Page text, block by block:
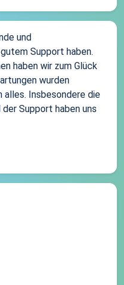
und
Support haben.
haben wir zum Glück
wurden
Insbesondere die
Support haben uns